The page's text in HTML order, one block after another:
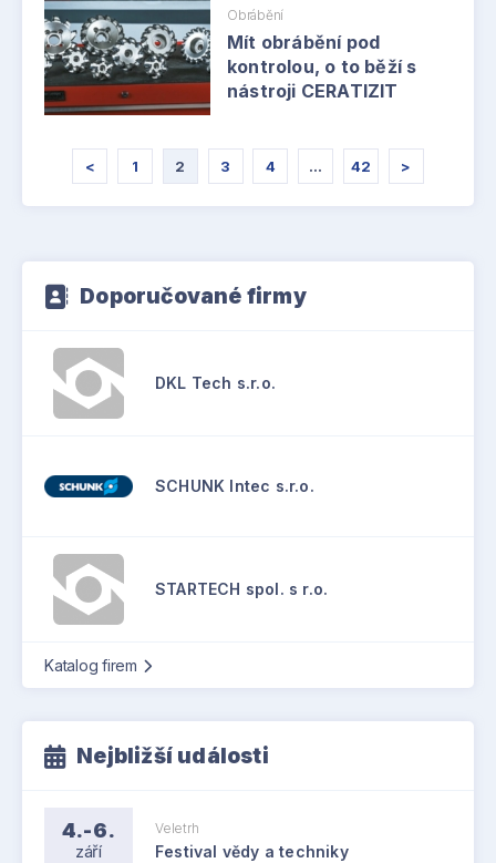
Obrábění
Mít obrábění pod
kontrolou, o to běží s
nástroji CERATIZIT
< 1 2 3 4 … 42 >
Doporučované firmy
DKL Tech s.r.o.
SCHUNK Intec s.r.o.
STARTECH spol. s r.o.
Katalog firem
Nejbližší události
4.-6.
září
Veletrh
Festival vědy a techniky